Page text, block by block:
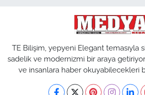
TE Bilişim, yepyeni Elegant temasıyla
sadelik ve modernizmi bir araya
ve insanlara haber okuyabilecekleri